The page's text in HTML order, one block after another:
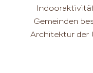
Gemeinden
Architektur der